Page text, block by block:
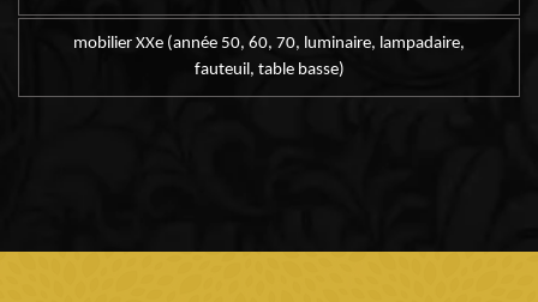
mobilier XXe (année 50, 60, 70, luminaire, lampadaire,
fauteuil, table basse)